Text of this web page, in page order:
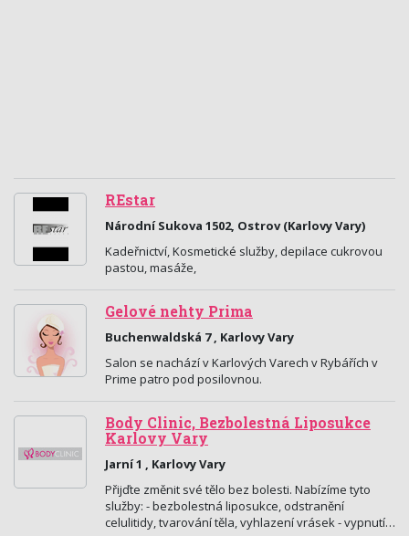
REstar
Národní Sukova 1502, Ostrov (Karlovy Vary)
Kadeřnictví, Kosmetické služby, depilace cukrovou
pastou, masáže,
Gelové nehty Prima
Buchenwaldská 7 , Karlovy Vary
Salon se nachází v Karlových Varech v Rybářích v
Prime patro pod posilovnou.
Body Clinic, Bezbolestná Liposukce
Karlovy Vary
Jarní 1 , Karlovy Vary
Přijďte změnit své tělo bez bolesti. Nabízíme tyto
služby: - bezbolestná liposukce, odstranění
celulitidy, tvarování těla, vyhlazení vrásek - vypnutí…